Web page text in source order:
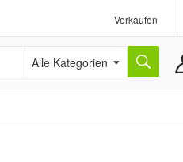
Verkaufen
Alle Kategorien